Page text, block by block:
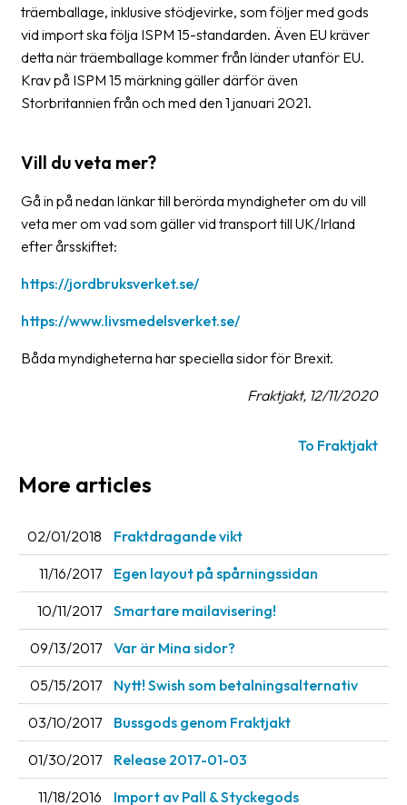
träemballage, inklusive stödjevirke, som följer med gods
vid import ska följa ISPM 15-standarden. Även EU kräver
detta när träemballage kommer från länder utanför EU.
Krav på ISPM 15 märkning gäller därför även
Storbritannien från och med den 1 januari 2021.
Vill du veta mer?
Gå in på nedan länkar till berörda myndigheter om du vill
veta mer om vad som gäller vid transport till UK/Irland
efter årsskiftet:
https://jordbruksverket.se/
https://www.livsmedelsverket.se/
Båda myndigheterna har speciella sidor för Brexit.
Fraktjakt, 12/11/2020
To Fraktjakt
More articles
02/01/2018 Fraktdragande vikt
11/16/2017 Egen layout på spårningssidan
10/11/2017 Smartare mailavisering!
09/13/2017 Var är Mina sidor?
05/15/2017 Nytt! Swish som betalningsalternativ
03/10/2017 Bussgods genom Fraktjakt
01/30/2017 Release 2017-01-03
11/18/2016 Import av Pall & Styckegods